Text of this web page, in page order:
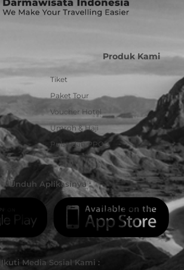
Produk Kami
Tiket
Paket Tour
Voucher Hotel
Umroh & Haji
Pulsa dan PPOB
Unduh Aplikasinya :
Ikuti Media Sosial Kami :